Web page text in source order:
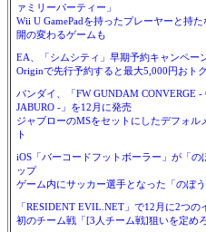
ァミリーパーティー」
Wii U GamePadを持ったプレーヤーと持
開の変わるゲームも
EA、「シムシティ」早期予約キャンペー
Originで先行予約すると最大5,000円おトク
バンダイ、「FW GUNDAM CONVERGE -
JABURO -」を12月に発売
ジャブローのMSをセットにしたデフォル
ト
iOS「バーコードフットボーラー」が「の
ップ
ゲーム内にサッカー選手となった「のぼ
「RESIDENT EVIL.NET」で12月に2つの
初のチーム戦「[3人チーム戦]狙いを定め